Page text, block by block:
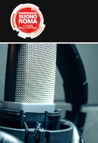
Skip
to
content